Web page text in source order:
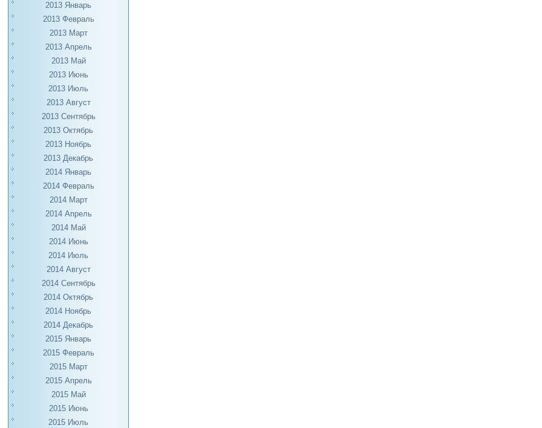
2013 Январь
2013 Февраль
2013 Март
2013 Апрель
2013 Май
2013 Июнь
2013 Июль
2013 Август
2013 Сентябрь
2013 Октябрь
2013 Ноябрь
2013 Декабрь
2014 Январь
2014 Февраль
2014 Март
2014 Апрель
2014 Май
2014 Июнь
2014 Июль
2014 Август
2014 Сентябрь
2014 Октябрь
2014 Ноябрь
2014 Декабрь
2015 Январь
2015 Февраль
2015 Март
2015 Апрель
2015 Май
2015 Июнь
2015 Июль